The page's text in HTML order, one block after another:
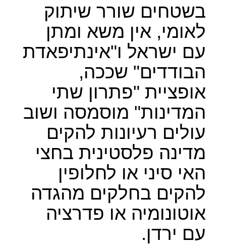
בשטחים שורר שיתוק
לאומי, אין משא ומתן
עם ישראל ו"אינתיפאדת
הבודדים" שככה,
אופציית "פתרון שתי
המדינות" מוסמסה ושוב
עולים רעיונות להקים
מדינה פלסטינית בחצי
האי סיני או לחלופין
להקים בחלקים מהגדה
אוטונומיה או פדרציה
עם ירדן.